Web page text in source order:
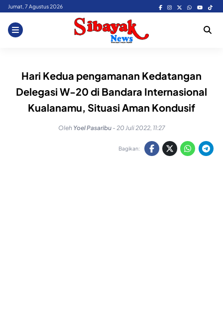
Skip
content
Jumat, 7 Agustus 2026
Hari Kedua pengamanan Kedatangan
Delegasi W-20 di Bandara Internasional
Kualanamu, Situasi Aman Kondusif
Oleh Yoel Pasaribu - 20 Juli 2022, 11:27
Bagikan: